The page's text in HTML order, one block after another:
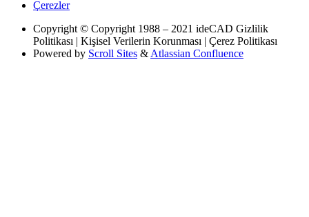
Çerezler
Copyright © Copyright 1988 – 2021 ideCAD Gizlilik
Politikası | Kişisel Verilerin Korunması | Çerez Politikası
Powered by Scroll Sites &Atlassian Confluence